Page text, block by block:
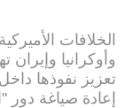
الخلافات
وأوكرانيا
تعزيز نفوذها
إعادة صياغة دور